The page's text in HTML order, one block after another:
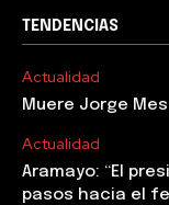
TENDENCIAS
Actualidad
Muere Jorge
Actualidad
Aramayo: “El
pasos hacia el